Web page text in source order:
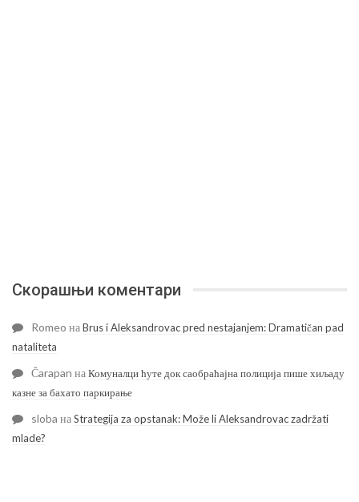
Скорашњи коментари
Romeo наBrus i Aleksandrovac pred nestajanjem: Dramatičan pad
nataliteta
Čarapan наКомуналци ћуте док саобраћајна полиција пише хиљаду
казне за бахато паркирање
sloba наStrategija za opstanak: Može li Aleksandrovac zadržati
mlade?